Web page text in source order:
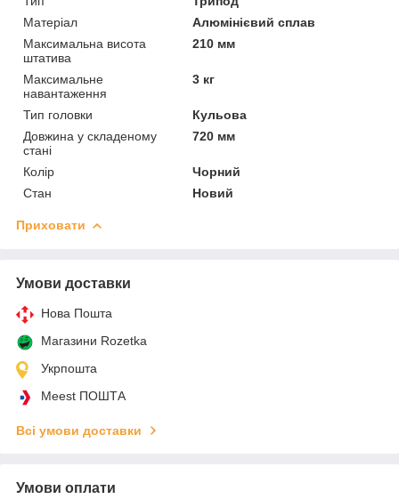
Матеріал
Алюмінієвий сплав
Максимальна висота
штатива
210 мм
Максимальне
навантаження
3 кг
Тип головки
Кульова
Довжина у складеному
стані
720 мм
Колір
Чорний
Стан
Новий
Приховати
Умови доставки
Нова Пошта
Магазини Rozetka
Укрпошта
Meest ПОШТА
Всі умови доставки
Умови оплати